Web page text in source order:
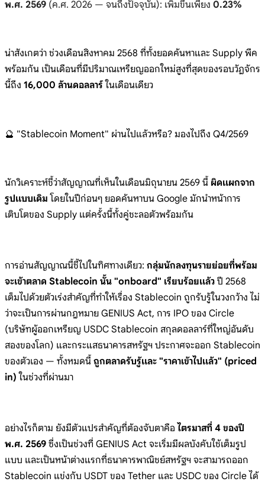
พ.ศ. 2569 (ค.ศ. 2026 — จนถึงปัจจุบัน): เพิ่มขึ้นเพียง 0.23%
น่าสังเกตว่า ช่วงเดือนสิงหาคม 2568 ที่ทั้งยอดค้นหาและ Supply พีค
พร้อมกัน เป็นเดือนที่มีปริมาณเหรียญออกใหม่สูงที่สุดของรอบวัฏจักร
นี้ถึง 16,000 ล้านดอลลาร์ในเดือนเดียว
🔮 "Stablecoin Moment" ผ่านไปแล้วหรือ? มองไปถึง Q4/2569
นักวิเคราะห์ชี้ว่าสัญญาณที่เห็นในเดือนมิถุนายน 2569 นี้ ผิดแผกจาก
รูปแบบเดิม โดยในปีก่อนๆ ยอดค้นหาบน Google มักนำหน้าการ
เติบโตของ Supply แต่ครั้งนี้ทั้งคู่ชะลอตัวพร้อมกัน
การอ่านสัญญาณนี้ชี้ไปในทิศทางเดียว: กลุ่มนักลงทุนรายย่อยที่พร้อม
จะเข้าตลาด Stablecoin นั้น "onboard" เรียบร้อยแล้ว ปี 2568
เต็มไปด้วยตัวเร่งสำคัญที่ทำให้เรื่อง Stablecoin ถูกรับรู้ในวงกว้าง ไม่
ว่าจะเป็นการผ่านกฎหมาย GENIUS Act, การ IPO ของ Circle
(บริษัทผู้ออกเหรียญ USDC Stablecoin สกุลดอลลาร์ที่ใหญ่อันดับ
สองของโลก) และกระแสธนาคารสหรัฐฯ ประกาศจะออก Stablecoin
ของตัวเอง — ทั้งหมดนี้ ถูกตลาดรับรู้และ "ราคาเข้าไปแล้ว" (priced
in) ในช่วงที่ผ่านมา
อย่างไรก็ตาม ยังมีตัวแปรสำคัญที่ต้องจับตาคือ ไตรมาสที่ 4 ของปี
พ.ศ. 2569 ซึ่งเป็นช่วงที่ GENIUS Act จะเริ่มมีผลบังคับใช้เต็มรูป
แบบ และเป็นหน้าต่างแรกที่ธนาคารพาณิชย์สหรัฐฯ จะสามารถออก
Stablecoin แข่งกับ USDT ของ Tether และ USDC ของ Circle ได้